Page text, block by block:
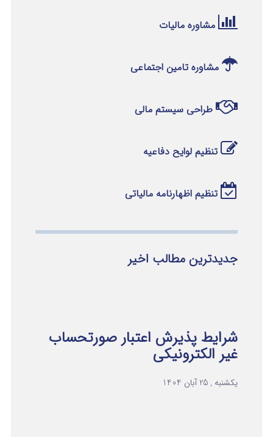
مشاوره مالیات
مشاوره تامین اجتماعی
طراحی سیستم مالی
تنظیم لوایح دفاعیه
تنظیم اظهارنامه مالیاتی
جدیدترین مطالب اخیر
شرایط پذیرش اعتبار صورتحساب
غیر الکترونیکی
یکشنبه , 25 آبان 1404